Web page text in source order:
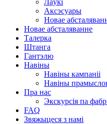
Лаўкі
Аксэсуары
Новае
Новае абсталяванне
Талерка
Штанга
Гантэлю
Навіны
Навіны кампаніі
Навіны
Пра нас
Экскурсія па
FAQ
Звяжыцеся з намі